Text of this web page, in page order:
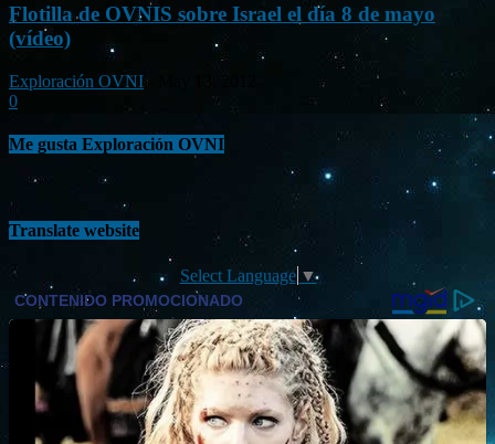
Flotilla de OVNIS sobre Israel el día 8 de mayo
(vídeo)
Exploración OVNI
0
Me gusta Exploración OVNI
Translate website
Select Language ▼